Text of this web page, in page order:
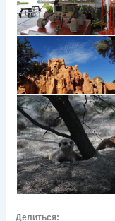
Делиться: